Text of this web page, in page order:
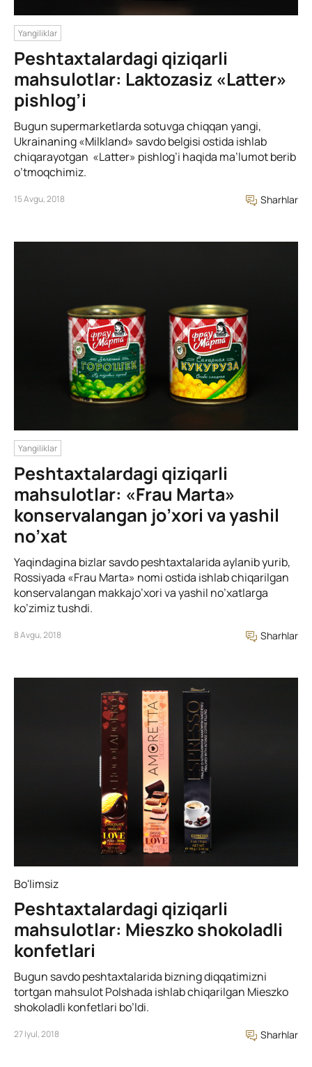
Yangiliklar
Peshtaxtalardagi qiziqarli
mahsulotlar: Laktozasiz «Latter»
pishlog’i
Bugun supermarketlarda sotuvga chiqqan yangi,
Ukrainaning «Milkland» savdo belgisi ostida ishlab
chiqarayotgan «Latter» pishlog’i haqida ma’lumot berib
o’tmoqchimiz.
15 Avgu, 2018 Sharhlar
Yangiliklar
Peshtaxtalardagi qiziqarli
mahsulotlar: «Frau Marta»
konservalangan jo’xori va yashil
no’xat
Yaqindagina bizlar savdo peshtaxtalarida aylanib yurib,
Rossiyada «Frau Marta» nomi ostida ishlab chiqarilgan
konservalangan makkajo’xori va yashil no’xatlarga
ko’zimiz tushdi.
8 Avgu, 2018 Sharhlar
Bo'limsiz
Peshtaxtalardagi qiziqarli
mahsulotlar: Mieszko shokoladli
konfetlari
Bugun savdo peshtaxtalarida bizning diqqatimizni
tortgan mahsulot Polshada ishlab chiqarilgan Mieszko
shokoladli konfetlari bo’ldi.
27 Iyul, 2018 Sharhlar